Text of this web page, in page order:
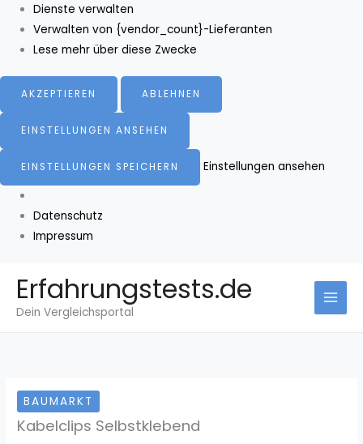
Dienste verwalten
Verwalten von {vendor_count}-Lieferanten
Lese mehr über diese Zwecke
AKZEPTIEREN ABLEHNEN
EINSTELLUNGEN ANSEHEN
EINSTELLUNGEN SPEICHERN Einstellungen ansehen
Datenschutz
Impressum
Inhalt
springen
Erfahrungstests.de
Dein Vergleichsportal
BAUMARKT
Kabelclips Selbstklebend